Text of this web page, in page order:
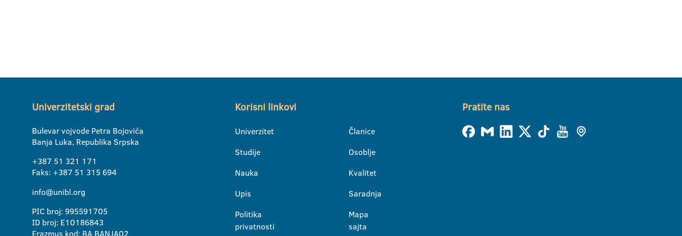
Univerzitetski grad
Bulevar vojvode Petra Bojovića
Banja Luka, Republika Srpska
+387 51 321 171
Faks: +387 51 315 694
info@unibl.org
PIC broj: 995591705
ID broj: E10186843
Erazmus kod: BA BANJA02
Korisni linkovi
Univerzitet
Studije
Nauka
Upis
Politika
privatnosti
Članice
Osoblje
Kvalitet
Saradnja
Mapa
sajta
Pratite nas